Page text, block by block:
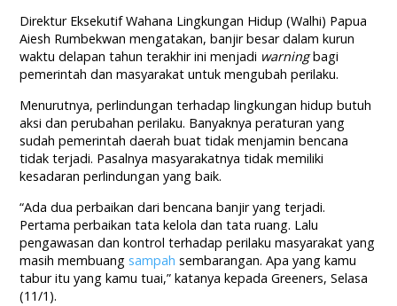
Direktur Eksekutif Wahana Lingkungan Hidup (Walhi) Papua
Aiesh Rumbekwan mengatakan, banjir besar dalam kurun
waktu delapan tahun terakhir ini menjadi warningbagi
pemerintah dan masyarakat untuk mengubah perilaku.
Menurutnya, perlindungan terhadap lingkungan hidup butuh
aksi dan perubahan perilaku. Banyaknya peraturan yang
sudah pemerintah daerah buat tidak menjamin bencana
tidak terjadi. Pasalnya masyarakatnya tidak memiliki
kesadaran perlindungan yang baik.
“Ada dua perbaikan dari bencana banjir yang terjadi.
Pertama perbaikan tata kelola dan tata ruang. Lalu
pengawasan dan kontrol terhadap perilaku masyarakat yang
masih membuang sampah sembarangan. Apa yang kamu
tabur itu yang kamu tuai,” katanya kepada Greeners, Selasa
(11/1).